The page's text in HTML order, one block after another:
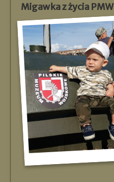
Migawka z życia PMW